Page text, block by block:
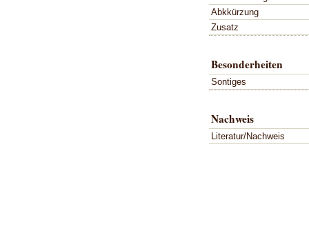
Abkkürzung
Zusatz
Besonderheiten
Sontiges
Nachweis
Literatur/Nachweis